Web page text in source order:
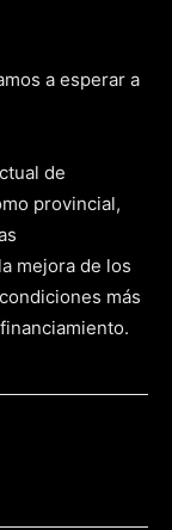
a esperar a
de
provincial,
mejora de los
más